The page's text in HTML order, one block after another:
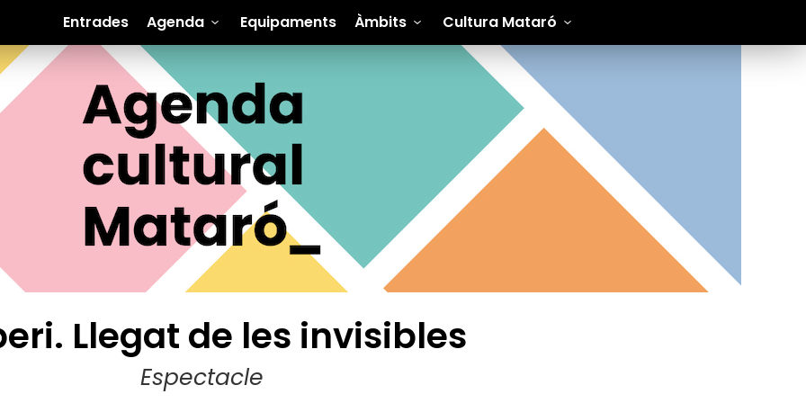
Entrades Agenda Equipaments Àmbits Cultura Mataró
Llegat de les invisibles
Espectacle